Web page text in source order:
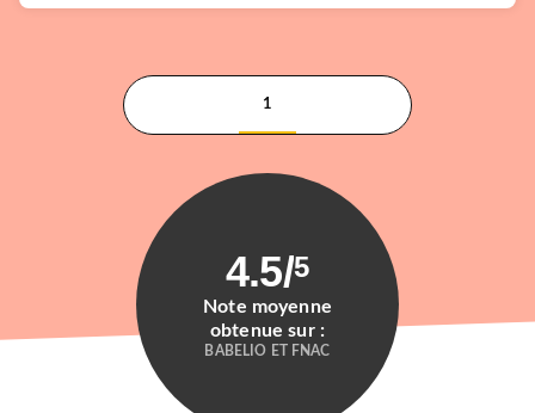
1
4.5/5
Note moyenne
obtenue sur :
BABELIO ET FNAC